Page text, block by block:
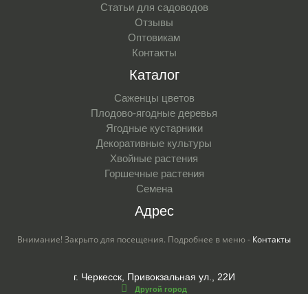
Статьи для садоводов
Отзывы
Оптовикам
Контакты
Каталог
Саженцы цветов
Плодово-ягодные деревья
Ягодные кустарники
Декоративные культуры
Хвойные растения
Горшечные растения
Семена
Адрес
Внимание! Закрыто для посещения. Подробнее в меню - Контакты
г. Черкесск, Привокзальная ул., 22И
Другой город